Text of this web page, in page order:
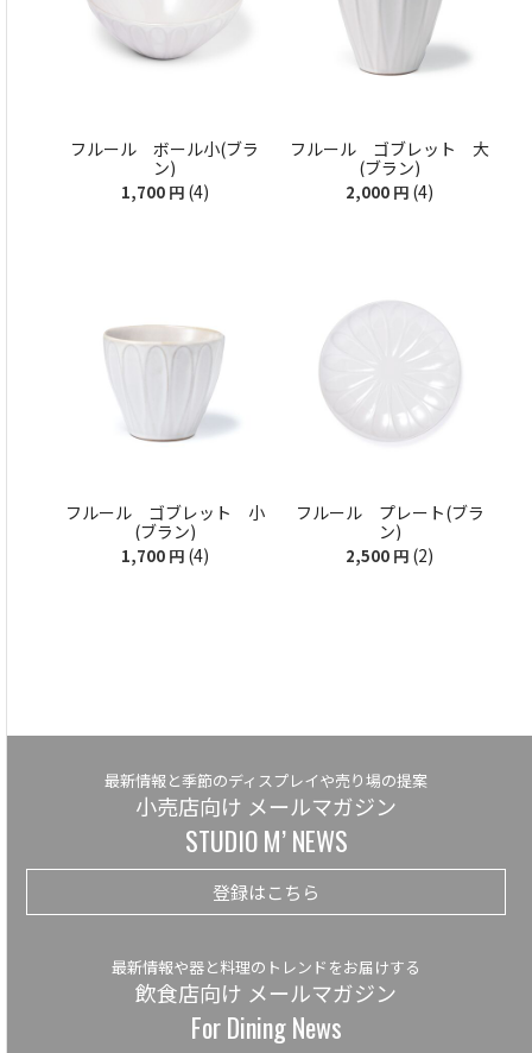
フルール ボール小(ブラ
ン)
1,700 円 (4)
フルール ゴブレット 大
(ブラン)
2,000 円 (4)
フルール ゴブレット 小
(ブラン)
1,700 円 (4)
フルール プレート(ブラ
ン)
2,500 円 (2)
最新情報と季節のディスプレイや売り場の提案
小売店向け メールマガジン
STUDIO M’ NEWS
登録はこちら
最新情報や器と料理のトレンドをお届けする
飲食店向け メールマガジン
For Dining News